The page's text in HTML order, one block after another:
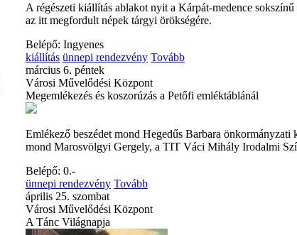
A régészeti kiállítás ablakot nyit a Kárpát-medence sokszínű
az itt megfordult népek tárgyi örökségére.
Belépő: Ingyenes
kiállítás ünnepi rendezvény Tovább
március 6. péntek
Városi Művelődési Központ
Megemlékezés és koszorúzás a Petőfi emléktáblánál
Emlékező beszédet mond Hegedűs Barbara önkormányzati
mond Marosvölgyi Gergely, a TIT Váci Mihály Irodalmi
Belépő: 0.-
ünnepi rendezvény Tovább
április 25. szombat
Városi Művelődési Központ
A Tánc Világnapja